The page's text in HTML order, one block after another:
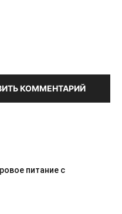
КОММЕНТАРИЙ
питание с